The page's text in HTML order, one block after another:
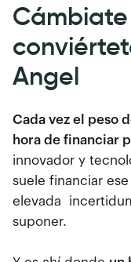
Angel
Cada vez el peso
hora de financiar
innovador y
suele financiar
elevada
suponer.